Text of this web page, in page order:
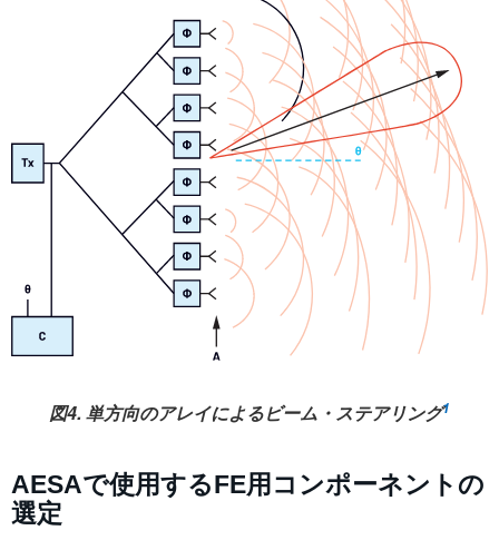
図4. 単方向のアレイによるビーム・ステアリング1
AESAで使用するFE用コンポーネントの
選定